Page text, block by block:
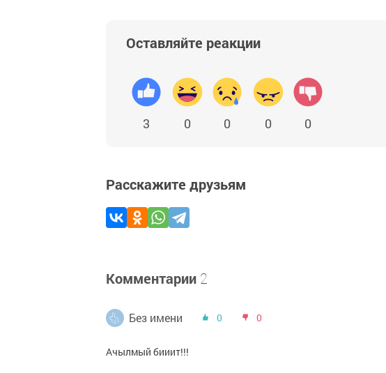
Оставляйте реакции
3 0 0 0 0
Расскажите друзьям
Комментарии 2
Без имени 0 0
Ачылмый бииит!!!